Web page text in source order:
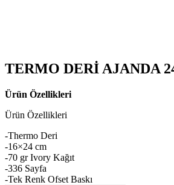
TERMO DERİ AJANDA
Ürün Özellikleri
Ürün Özellikleri
-Thermo Deri
-16×24 cm
-70 gr Ivory Kağıt
-336 Sayfa
-Tek Renk Ofset Baskı